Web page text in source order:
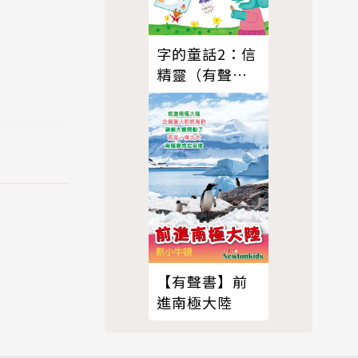
待小朋
家的距
，親子感
起玩轉圈
先生拼圖
字的童話2：信
精靈（有聲
書）
【有聲書】前
進南極大陸